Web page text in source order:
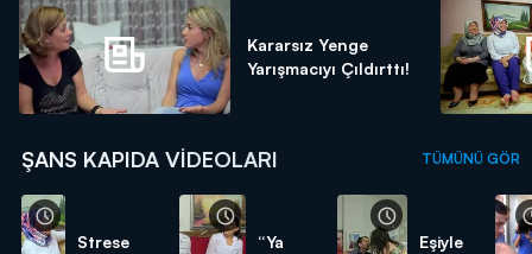
Kararsız Yenge
Yarışmacıyı Çıldırttı!
ŞANS KAPIDA VIDEOLARI TÜMÜNÜ GÖR
Strese
“Ya
Eşiyle